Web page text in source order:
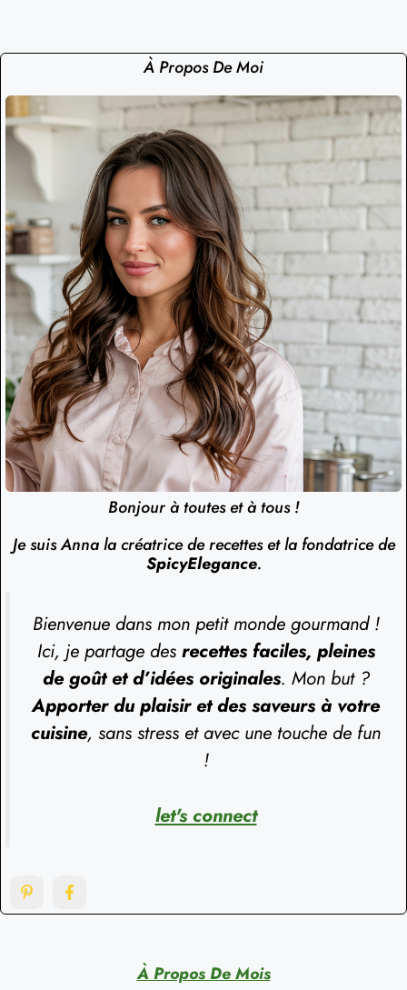
À Propos De Moi
Bonjour à toutes et à tous !
Je suis Anna la créatrice de recettes et la fondatrice de
SpicyElegance.
Bienvenue dans mon petit monde gourmand !
Ici, je partage des recettes faciles, pleines
de goût et d’idées originales. Mon but ?
Apporter du plaisir et des saveurs à votre
cuisine, sans stress et avec une touche de fun
!
let's connect
À Propos De Mois